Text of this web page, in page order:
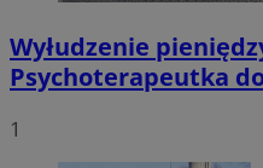
Wyłudzenie
Psychoterapeutka
1